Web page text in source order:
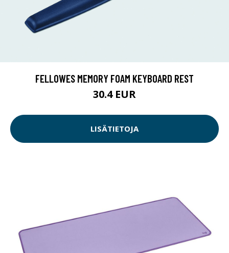
FELLOWES MEMORY FOAM KEYBOARD REST
30.4 EUR
LISÄTIETOJA